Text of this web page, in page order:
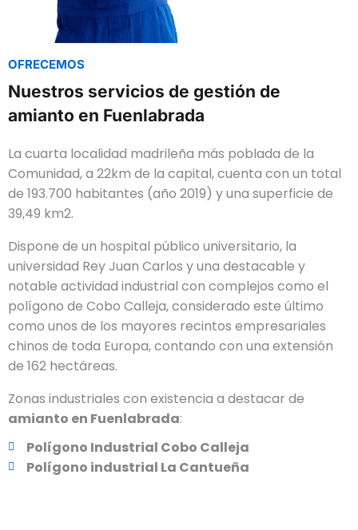
OFRECEMOS
Nuestros servicios de gestión de
amianto en Fuenlabrada
La cuarta localidad madrileña más poblada de la
Comunidad, a 22km de la capital, cuenta con un total
de 193.700 habitantes (año 2019) y una superficie de
39,49 km2.
Dispone de un hospital público universitario, la
universidad Rey Juan Carlos y una destacable y
notable actividad industrial con complejos como el
polígono de Cobo Calleja, considerado este último
como unos de los mayores recintos empresariales
chinos de toda Europa, contando con una extensión
de 162 hectáreas.
Zonas industriales con existencia a destacar de
amianto en Fuenlabrada:
Polígono Industrial Cobo Calleja
Polígono industrial La Cantueña